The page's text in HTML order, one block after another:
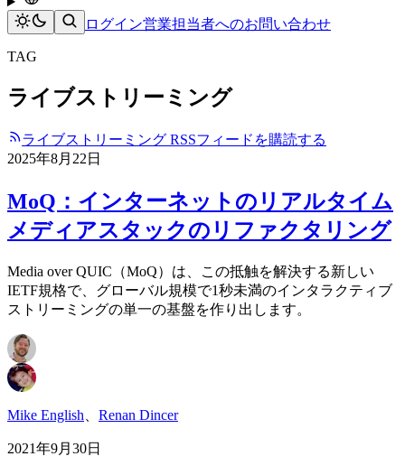
ログイン営業担当者へのお問い合わせ
TAG
ライブストリーミング
ライブストリーミング RSSフィードを購読する
2025年8月22日
MoQ：インターネットのリアルタイム
メディアスタックのリファクタリング
Media over QUIC（MoQ）は、この抵触を解決する新しい
IETF規格で、グローバル規模で1秒未満のインタラクティブ
ストリーミングの単一の基盤を作り出します。
Mike English Renan Dincer
2021年9月30日